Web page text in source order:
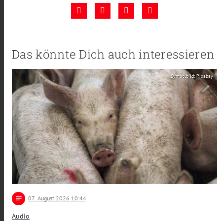
Das könnte Dich auch interessieren
Symbolbild: Pixabay
notes 07. August 2026 10:44
Audio